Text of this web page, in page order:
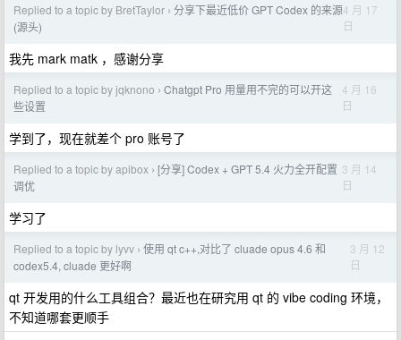
Replied to a topic by BretTaylor › 分享下最近低价 GPT Codex 的来源
(源头)
4 月 17
日
我先 mark matk ，感谢分享
Replied to a topic by jqknono › Chatgpt Pro 用量用不完的可以开这
些设置
4 月 16
日
学到了，现在就差个 pro 账号了
Replied to a topic by apibox › [分享] Codex + GPT 5.4 火力全开配置
调优
3 月 14
日
学习了
Replied to a topic by lyvv › 使用 qt c++,对比了 cluade opus 4.6 和
codex5.4, cluade 更好啊
3 月 12
日
qt 开发用的什么工具组合？最近也在研究用 qt 的 vibe coding 环境，
不知道哪套更顺手